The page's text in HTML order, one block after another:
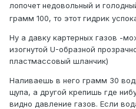
лопочет недовольный и
грамм 100, то этот гидрик
Ну а давку картерных газов -
изогнутой U-образной
пластмассовый шланчик)
Наливаешь в него грамм 30
щупа, а другой крепишь где
видно давление газов. Если